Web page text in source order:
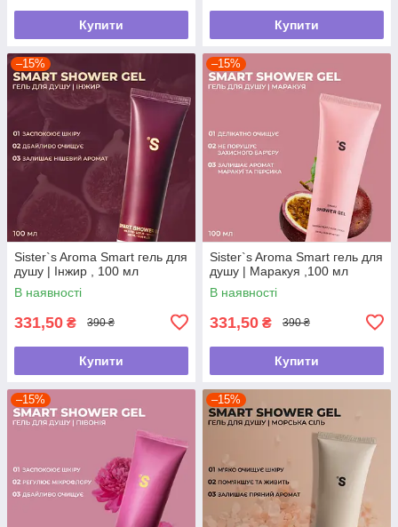
Купити Купити
–15%
Sister`s Aroma Smart гель для
душу | Інжир , 100 мл
В наявності
331,50 ₴ 390 ₴
Купити
–15%
Sister`s Aroma Smart гель для
душу | Маракуя ,100 мл
В наявності
331,50 ₴ 390 ₴
Купити
–15% –15%